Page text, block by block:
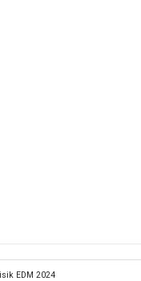
EDM 2024